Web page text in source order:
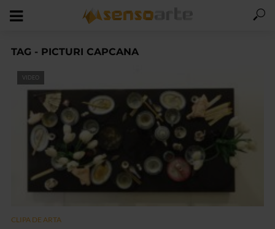
TAG - PICTURI CAPCANA
VIDEO
CLIPA DE ARTA